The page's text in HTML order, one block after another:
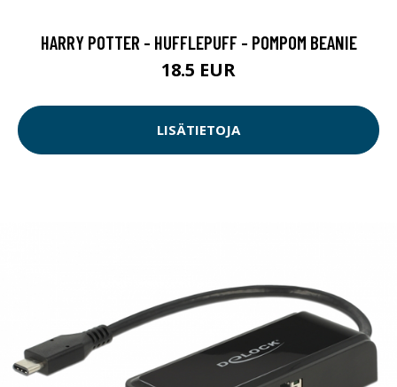
HARRY POTTER - HUFFLEPUFF - POMPOM BEANIE
18.5 EUR
LISÄTIETOJA